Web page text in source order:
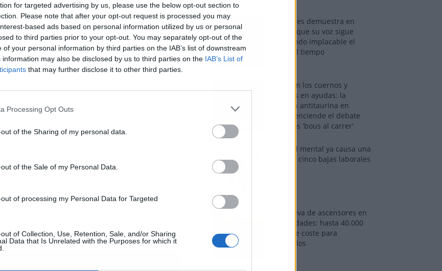
for targeted advertising by us, please use the below opt-out section to
Please note that after your opt-out request is processed you may
based ads based on personal information utilized by us or personal
to third parties prior to your opt-out. You may separately opt-out of the
of your personal information by third parties on the IAB’s list of downstream
information may also be disclosed by us to third parties on the IAB’s List of
that may further disclose it to other third parties.
Processing Opt Outs
of the Sharing of my personal data.
of the Sale of my Personal Data.
of processing my Personal Data for Targeted
of Collection, Use, Retention, Sale, and/or Sharing
Data that Is Unrelated with the Purposes for which it
Tom Jones demuestra en
Madrid que su voz sigue
desafiando implacable el
paso del tiempo
Fuego en los cuernos y
millones en ayudas: la
rebelión antitaurina en
Alfafar enciende el debate
sobre los 'bous al carrer'
La salud mental ya causa una
de cada cinco bajas laborales
Normativa de ascensores en
comunidades: hasta 40.000
euros de coste para
adaptarlos